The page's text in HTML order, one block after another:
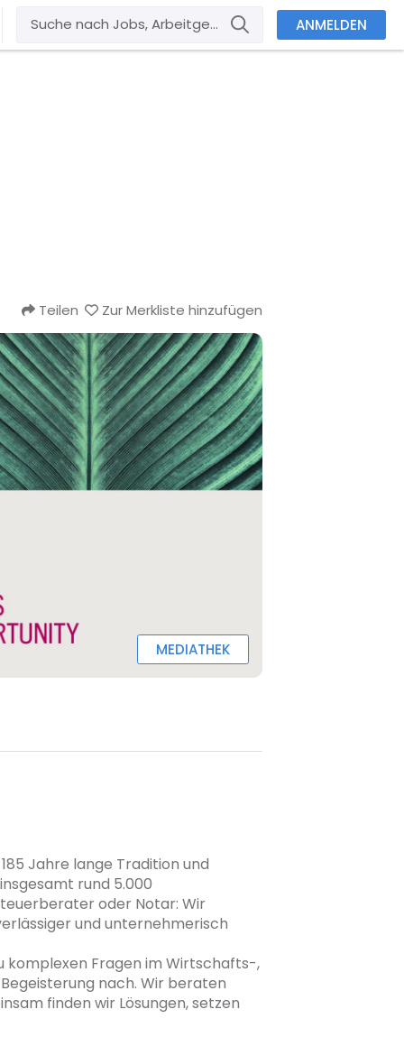
ANMELDEN
Teilen Zur Merkliste hinzufügen
MEDIATHEK
Jahre lange Tradition und
rund 5.000
oder Notar: Wir
und unternehmerisch
komplexen Fragen im Wirtschafts-,
nach. Wir beraten
finden wir Lösungen, setzen